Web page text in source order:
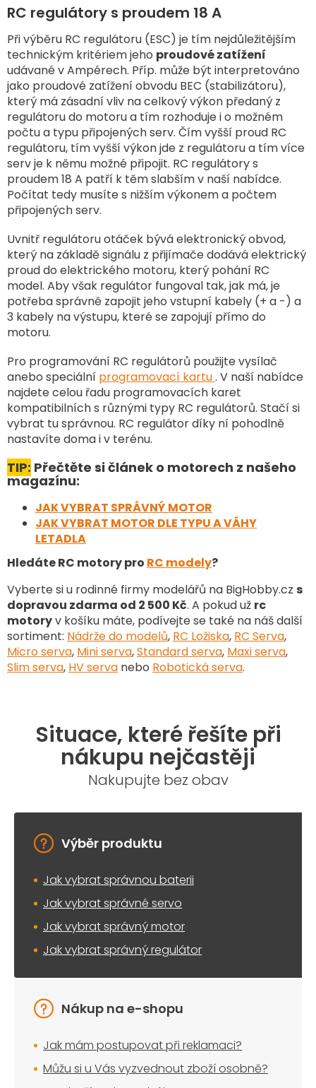
l
á
d
a
c
í
p
r
v
k
y
v
ý
p
i
RC regulátory s proudem 18 A
Při výběru RC regulátoru (ESC) je tím nejdůležitějším
technickým kritériem jeho proudové zatížení
udávané v Ampérech. Příp. může být interpretováno
jako proudové zatížení obvodu BEC (stabilizátoru),
který má zásadní vliv na celkový výkon předaný z
regulátoru do motoru a tím rozhoduje i o možném
počtu a typu připojených serv. Čím vyšší proud RC
regulátoru, tím vyšší výkon jde z regulátoru a tím více
serv je k němu možné připojit. RC regulátory s
proudem 18 A patří k těm slabším v naší nabídce.
Počítat tedy musíte s nižším výkonem a počtem
připojených serv.
Uvnitř regulátoru otáček bývá elektronický obvod,
který na základě signálu z přijímače dodává elektrický
proud do elektrického motoru, který pohání RC
model. Aby však regulátor fungoval tak, jak má, je
potřeba správně zapojit jeho vstupní kabely (+ a -) a
3 kabely na výstupu, které se zapojují přímo do
motoru.
Pro programování RC regulátorů použijte vysílač
anebo speciální programovací kartu. V naší nabídce
najdete celou řadu programovacích karet
kompatibilních s různými typy RC regulátorů. Stačí si
vybrat tu správnou. RC regulátor díky ní pohodlně
nastavíte doma i v terénu.
TIP: Přečtěte si článek o motorech z našeho
magazínu:
JAK VYBRAT SPRÁVNÝ MOTOR
JAK VYBRAT MOTOR DLE TYPU A VÁHY
LETADLA
Hledáte RC motory pro RC modely?
Vyberte si u rodinné firmy modelářů na BigHobby.cz s
dopravou zdarma od 2 500 Kč. A pokud už rc
motoryv košíku máte, podívejte se také na náš další
sortiment: Nádrže do modelů, RC Ložiska, RC Serva,
Micro serva, Mini serva,Standard serva, Maxi serva,
Slim serva, HV serva nebo Robotická serva.
Situace, které řešíte při
nákupu nejčastěji
Nakupujte bez obav
Výběr produktu
Jak vybrat správnou baterii
Jak vybrat správné servo
Jak vybrat správný motor
Jak vybrat správný regulátor
Nákup na e-shopu
Jak mám postupovat při reklamaci?
Můžu si u Vás vyzvednout zboží osobně?